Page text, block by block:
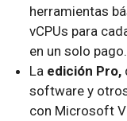
herramientas
vCPUs para
en un solo pago.
La edición Pro,
software y
con Microsoft